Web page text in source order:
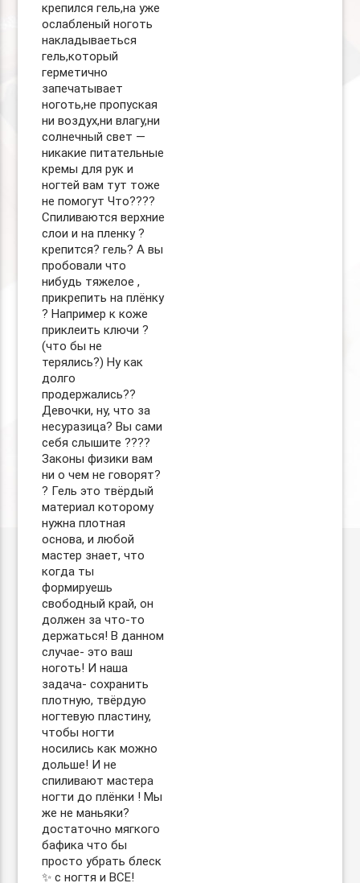
крепился гель,на уже
ослабленый ноготь
накладываеться
гель,который
герметично
запечатывает
ноготь,не пропуская
ни воздух,ни влагу,ни
солнечный свет —
никакие питательные
кремы для рук и
ногтей вам тут тоже
не помогут Что????
Спиливаются верхние
слои и на пленку ?
крепится? гель? А вы
пробовали что
нибудь тяжелое ,
прикрепить на плёнку
? Например к коже
приклеить ключи ?
(что бы не
терялись?) Ну как
долго
продержались??
Девочки, ну, что за
несуразица? Вы сами
себя слышите ????
Законы физики вам
ни о чем не говорят?
? Гель это твёрдый
материал которому
нужна плотная
основа, и любой
мастер знает, что
когда ты
формируешь
свободный край, он
должен за что-то
держаться! В данном
случае- это ваш
ноготь! И наша
задача- сохранить
плотную, твёрдую
ногтевую пластину,
чтобы ногти
носились как можно
дольше! И не
спиливают мастера
ногти до плёнки ! Мы
же не маньяки?
достаточно мягкого
бафика что бы
просто убрать блеск
✨ с ногтя и ВСЕ!